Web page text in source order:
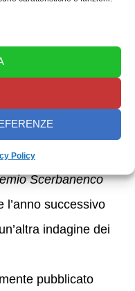
Policy
sezione giallo/noir
qualità di vincitore
nell’aprile 2021
“, romanzo
più venduti
Scerbanenco
l’anno successivo
indagine dei
pubblicato